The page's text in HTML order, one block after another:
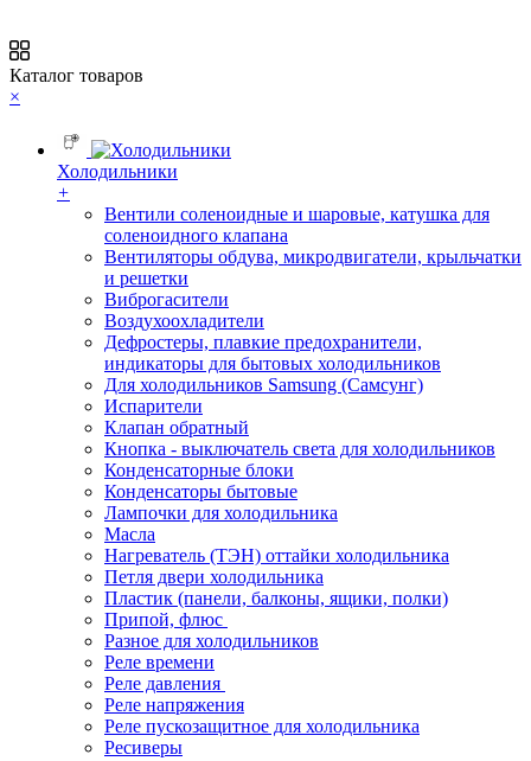
Каталог товаров
×
Холодильники
+
Вентили соленоидные и шаровые, катушка для
соленоидного клапана
Вентиляторы обдува, микродвигатели, крыльчатки
и решетки
Виброгасители
Воздухоохладители
Дефростеры, плавкие предохранители,
индикаторы для бытовых холодильников
Для холодильников Samsung (Самсунг)
Испарители
Клапан обратный
Кнопка - выключатель света для холодильников
Конденсаторные блоки
Конденсаторы бытовые
Лампочки для холодильника
Масла
Нагреватель (ТЭН) оттайки холодильника
Петля двери холодильника
Пластик (панели, балконы, ящики, полки)
Припой, флюс
Разное для холодильников
Реле времени
Реле давления
Реле напряжения
Реле пускозащитное для холодильника
Ресиверы